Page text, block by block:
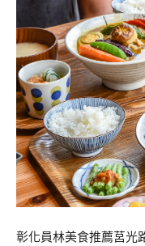
彰化員林美食推薦莒光